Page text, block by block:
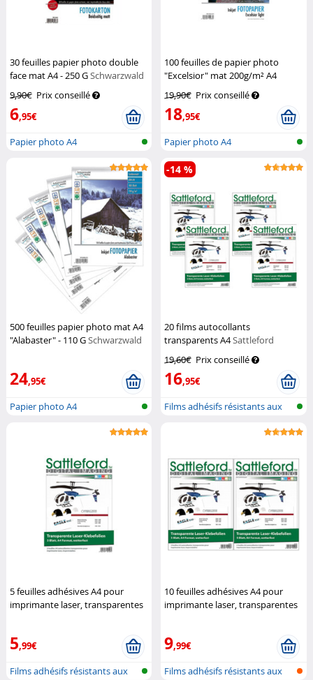
30 feuilles papier photo double
face mat A4 - 250 GSchwarzwald
9,90€ Prix conseillé
6,95€
Papier photo A4
100 feuilles de papier photo
"Excelsior" mat 200g/m² A4
Schwarzwald Mülhe
19,90€ Prix conseillé
18,95€
Papier photo A4
500 feuilles papier photo mat A4
"Alabaster" - 110 GSchwarzwald
24,95€
Papier photo A4
20 films autocollants
transparents A4Sattleford
19,60€ Prix conseillé
16,95€
-14 %
Films adhésifs résistants aux
5 feuilles adhésives A4 pour
imprimante laser, transparentes
5,99€
Films adhésifs résistants aux
10 feuilles adhésives A4 pour
imprimante laser, transparentes
9,99€
Films adhésifs résistants aux